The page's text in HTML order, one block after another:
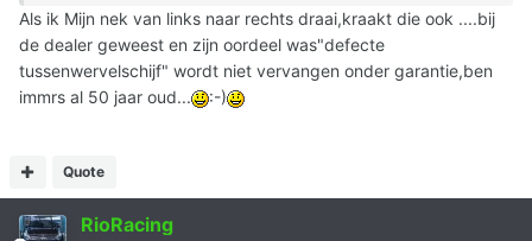
Als ik Mijn nek van links naar rechts draai,kraakt die ook ....bij
de dealer geweest en zijn oordeel was"defecte
tussenwervelschijf" wordt niet vervangen onder garantie,ben
immrs al 50 jaar oud...
:-)
Quote
RioRacing